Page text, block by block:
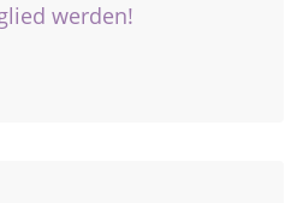
werden!